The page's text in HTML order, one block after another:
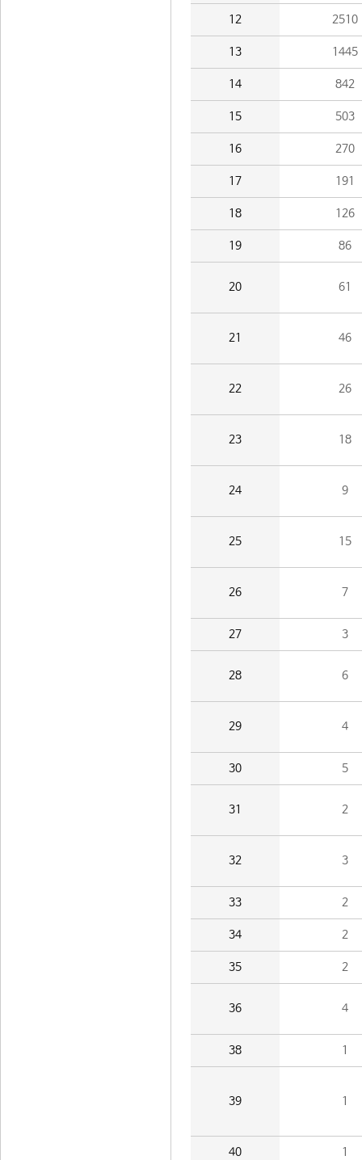
12 2510
13 1445
14 842
15 503
16 270
17 191
18 126
19 86
20 61
21 46
22 26
23 18
24 9
25 15
26 7
27 3
28 6
29 4
30 5
31 2
32 3
33 2
34 2
35 2
36 4
38 1
39 1
40 1